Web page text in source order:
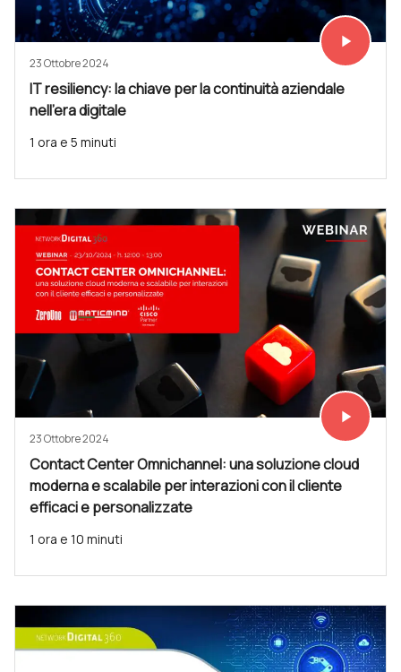
Vedi subito
play_arrow
23 Ottobre 2024
IT resiliency: la chiave per la continuità aziendale
nell’era digitale
1 ora e 5 minuti
Vedi subito
play_arrow
23 Ottobre 2024
Contact Center Omnichannel: una soluzione cloud
moderna e scalabile per interazioni con il cliente
efficaci e personalizzate
1 ora e 10 minuti